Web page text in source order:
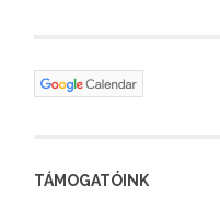
TÁMOGATÓINK